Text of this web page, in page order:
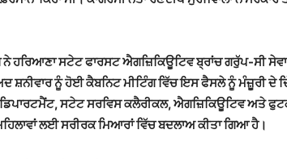
ਨੇ ਹਰਿਆਣਾ ਸਟੇਟ ਫਾਰਸਟ ਐਗਜ਼ਿਕਿਊਟਿਵ ਬ੍ਰਾਂਚ ਗਰੁੱਪ-ਸੀ
ਸ਼ਨੀਵਾਰ ਨੂੰ ਹੋਈ ਕੈਬਨਿਟ ਮੀਟਿੰਗ ਵਿੱਚ ਇਸ ਫੈਸਲੇ ਨੂੰ ਮੰਜ਼ੂਰੀ ਦੇ
ਸਟੇਟ ਸਰਵਿਸ ਕਲੈਰੀਕਲ, ਐਗਜ਼ਿਕਿਊਟਿਵ ਅਤੇ
ਲਈ ਸਰੀਰਕ ਮਿਆਰਾਂ ਵਿੱਚ ਬਦਲਾਅ ਕੀਤਾ ਗਿਆ ਹੈ।